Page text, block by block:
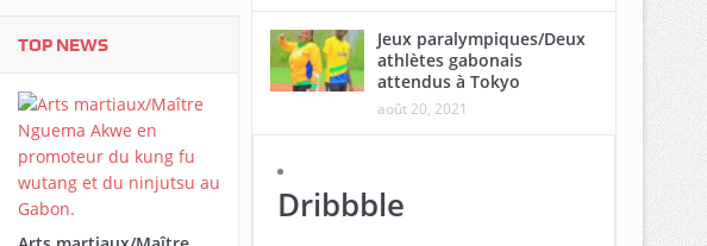
TOP NEWS
Jeux paralympiques/Deux
athlètes gabonais
attendus à Tokyo
août 20, 2021
Dribbble